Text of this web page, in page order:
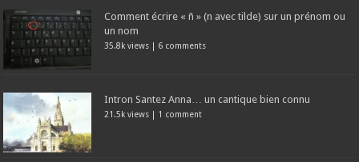
Comment écrire « ñ » (n avec tilde) sur un prénom ou
un nom
35.8k views | 6 comments
Intron Santez Anna… un cantique bien connu
21.5k views | 1 comment